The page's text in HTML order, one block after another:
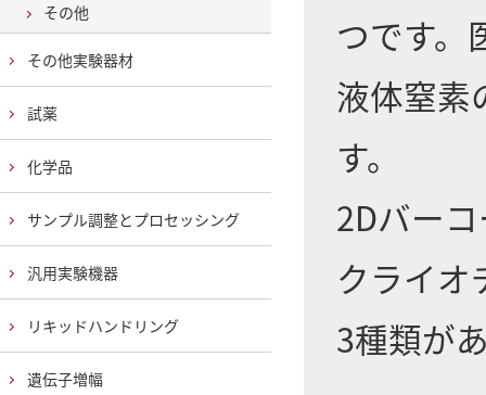
つです。
液体窒
す。
2Dバー
クライオ
3種類が
その他
その他実験器材
試薬
化学品
サンプル調整とプロセッシング
汎用実験機器
リキッドハンドリング
遺伝子増幅